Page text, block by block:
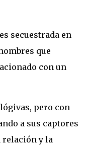
secuestrada en
que
con un
pero con
a sus captores
relación y la